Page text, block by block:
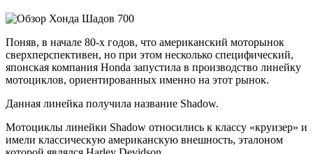
Поняв, в начале 80-х годов, что американский моторынок
сверхперспективен, но при этом несколько специфический,
японская компания Honda запустила в производство линейку
мотоциклов, ориентированных именно на этот рынок.
Данная линейка получила название Shadow.
Мотоциклы линейки Shadow относились к классу «круизер» и
имели классическую американскую внешность, эталоном